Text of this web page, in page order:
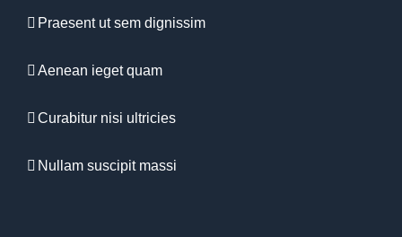
Praesent ut sem dignissim
Aenean ieget quam
Curabitur nisi ultricies
Nullam suscipit massi